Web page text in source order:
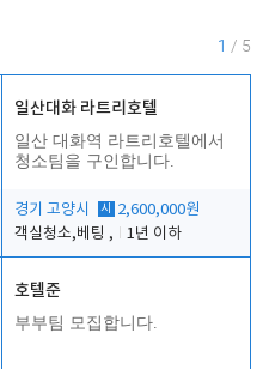
1 / 5
일산대화 라트리호텔
일산 대화역 라트리호텔에서
청소팀을 구인합니다.
경기 고양시 시
2,600,000원
객실청소,베팅 ,
1년 이하
호텔준
부부팀 모집합니다.